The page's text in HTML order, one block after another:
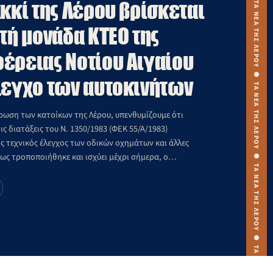
της Λέρου βρίσκεται
μονάδα ΚΤΕΟ της
Νοτίου Αιγαίου
των αυτοκινήτων
των κατοίκων της Λέρου, υπενθυμίζουμε ότι
διατάξεις του Ν. 1350/1983 (ΦΕΚ 55/Α/1983)
τεχνικός έλεγχος των οδικών οχημάτων και άλλες
τροποποιήθηκε και ισχύει μέχρι σήμερα, ο
έχουν λάβει άδεια κυκλοφορίας από νομό, στον
ΚΤΕΟ και […]